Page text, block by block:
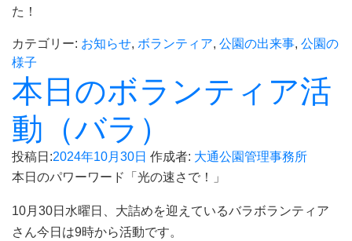
た！
カテゴリー: お知らせ, ボランティア, 公園の出来事, 公園の
様子
本日のボランティア活
動（バラ）
投稿日:2024年10月30日 作成者: 大通公園管理事務所
本日のパワーワード「光の速さで！」
10月30日水曜日、大詰めを迎えているバラボランティア
さん今日は9時から活動です。